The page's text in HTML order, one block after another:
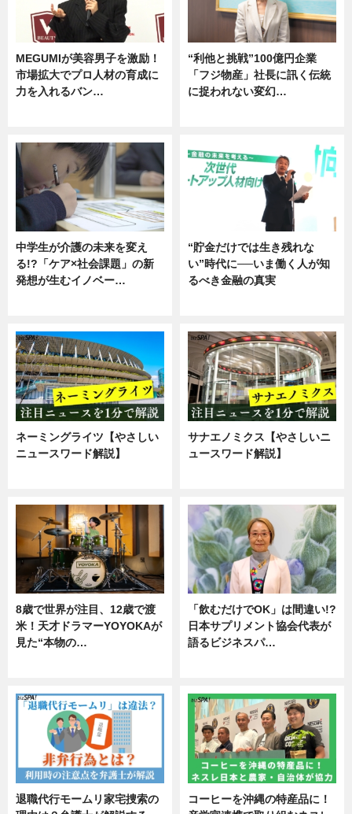
MEGUMIが美容男子を激励！
市場拡大でプロ人材の育成に
力を入れるバン…
“利他と挑戦”100億円企業
「フジ物産」社長に訊く伝統
に捉われない変幻…
中学生が介護の未来を変え
る!?「ケア×社会課題」の新
発想が生むイノベー…
“貯金だけでは生き残れな
い”時代に──いま働く人が知
るべき金融の真実
ネーミングライツ【やさしい
ニュースワード解説】
サナエノミクス【やさしいニ
ュースワード解説】
8歳で世界が注目、12歳で渡
米！天才ドラマーYOYOKAが
見た“本物の…
「飲むだけでOK」は間違い!?
日本サプリメント協会代表が
語るビジネスパ…
退職代行モームリ家宅捜索の
コーヒーを沖縄の特産品に！